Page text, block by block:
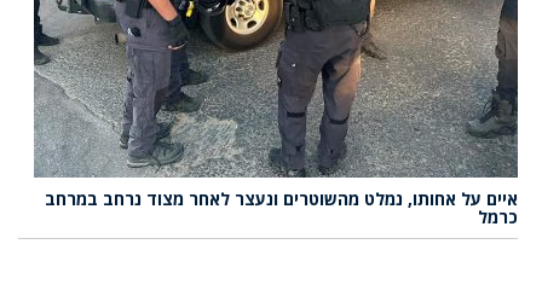
איים על אחותו, נמלט מהשוטרים ונעצר לאחר מצוד נרחב במרחב
כרמל